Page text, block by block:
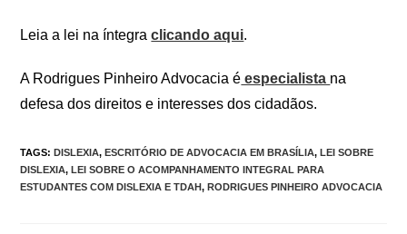
Leia a lei na íntegraclicando aqui.
A Rodrigues Pinheiro Advocacia é especialista na
defesa dos direitos e interesses dos cidadãos.
TAGS:DISLEXIA, ESCRITÓRIO DE ADVOCACIA EM BRASÍLIA, LEI SOBRE
DISLEXIA, LEI SOBRE O ACOMPANHAMENTO INTEGRAL PARA
ESTUDANTES COM DISLEXIA E TDAH, RODRIGUES PINHEIRO ADVOCACIA